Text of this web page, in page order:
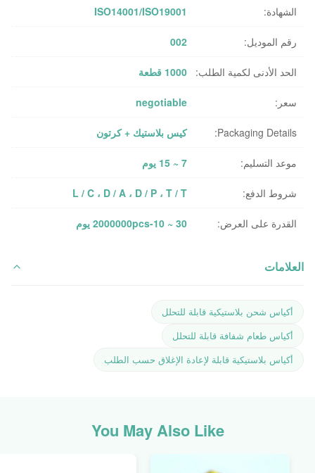
الشهادة: ISO14001/ISO19001
رقم الموديل: 002
الحد الأدنى لكمية الطلب: 1000 قطعة
سعر: negotiable
Packaging Details: كيس بلاستيك + كرتون
موعد التسليم: 7 ~ 15 يوم
شروط الدفع: L / C ، D / A ، D / P ، T / T
القدرة على العرض: 2000000pcs-10 ~ 30 يوم
العلامات
أكياس شحن بلاستيكية قابلة للتحلل
أكياس طعام شفافة قابلة للتحلل
أكياس بلاستيكية قابلة لإعادة الإغلاق حسب الطلب
You May Also Like